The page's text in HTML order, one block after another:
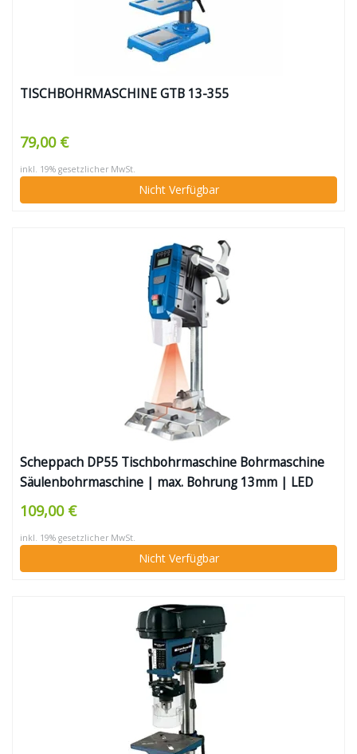
TISCHBOHRMASCHINE GTB 13-355
79,00 €
inkl. 19% gesetzlicher MwSt.
Nicht Verfügbar
Scheppach DP55 Tischbohrmaschine Bohrmaschine
Säulenbohrmaschine | max. Bohrung 13mm | LED
Laser | 710 W Leistung | Drehzahl 500–2600 min-1 |
Bohrfutterspannbereich 1,5–13mm | Digitaldisplay &
Laser
109,00 €
inkl. 19% gesetzlicher MwSt.
Nicht Verfügbar